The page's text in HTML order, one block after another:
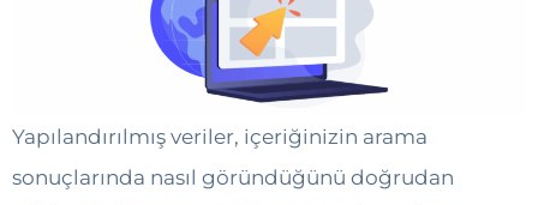
Yapılandırılmış veriler, içeriğinizin arama
sonuçlarında nasıl göründüğünü doğrudan